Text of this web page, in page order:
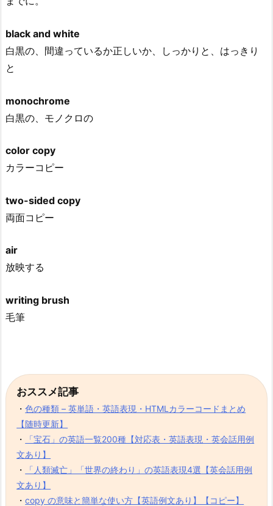
black and white
白黒の、間違っているか正しいか、しっかりと、はっきり
と
monochrome
白黒の、モノクロの
color copy
カラーコピー
two-sided copy
両面コピー
air
放映する
writing brush
毛筆
おススメ記事
・色の種類 – 英単語・英語表現・HTMLカラーコードまとめ
【随時更新】
・
「宝石」の英語一覧200種【対応表・英語表現・英会話用例
文あり】
・
「人類滅亡」「世界の終わり」の英語表現4選【英会話用例
文あり】
・copy の意味と簡単な使い方【英語例文あり】【コピー】